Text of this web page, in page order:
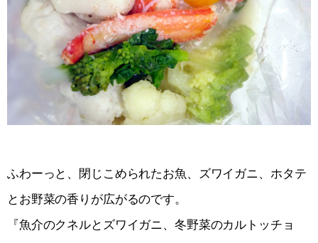
ふわーっと、閉じこめられたお魚、ズワイガニ、ホタテ
とお野菜の香りが広がるのです。
『魚介のクネルとズワイガニ、冬野菜のカルトッチョ